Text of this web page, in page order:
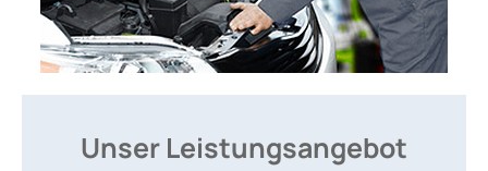
Unser Leistungsangebot